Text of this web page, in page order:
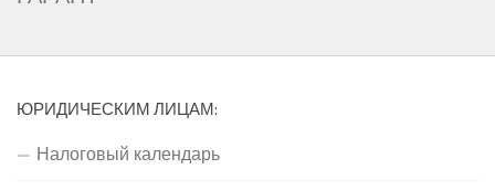
ЮРИДИЧЕСКИМ ЛИЦАМ:
Налоговый календарь